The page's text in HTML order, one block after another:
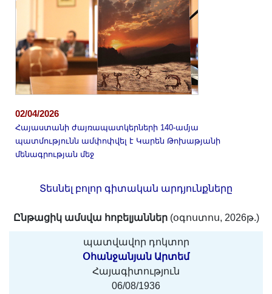
02/04/2026
Հայաստանի ժայռապատկերների 140-ամյա
պատմությունն ամփոփվել է Կարեն Թոխաթյանի
մենագրության մեջ
Տեսնել բոլոր գիտական արդյունքները
Ընթացիկ ամսվա հոբելյաններ(օգոստոս, 2026թ.)
պատվավոր դոկտոր
Օհանջանյան Արտեմ
Հայագիտություն
06/08/1936